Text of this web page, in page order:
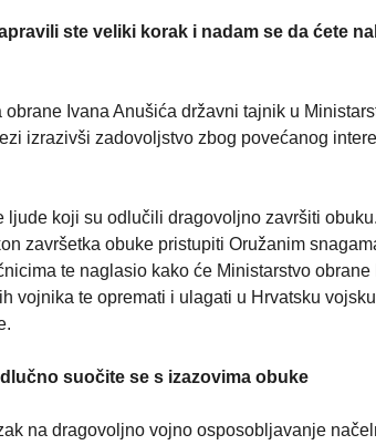
ste veliki korak i nadam se da ćete
Ivana Anušića državni tajnik u
izrazivši zadovoljstvo zbog povećanog
ljude koji su odlučili dragovoljno završiti
završetka obuke pristupiti Oružanim
te naglasio kako će Ministarstvo obrane
vojnika te opremati i ulagati u Hrvatsku
suočite se s izazovima obuke
na dragovoljno vojno osposobljavanje